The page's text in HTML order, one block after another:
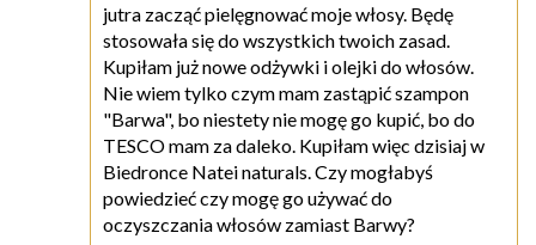
jutra zacząć pielęgnować moje włosy. Będę
stosowała się do wszystkich twoich zasad.
Kupiłam już nowe odżywki i olejki do włosów.
Nie wiem tylko czym mam zastąpić szampon
"Barwa", bo niestety nie mogę go kupić, bo do
TESCO mam za daleko. Kupiłam więc dzisiaj w
Biedronce Natei naturals. Czy mogłabyś
powiedzieć czy mogę go używać do
oczyszczania włosów zamiast Barwy?